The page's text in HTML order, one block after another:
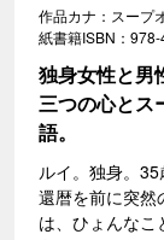
作品カナ：スープ
紙書籍ISBN：
独身女性と男
三つの心と
語。
ルイ。独身。35
還暦を前に突然
は、ひょんなこ